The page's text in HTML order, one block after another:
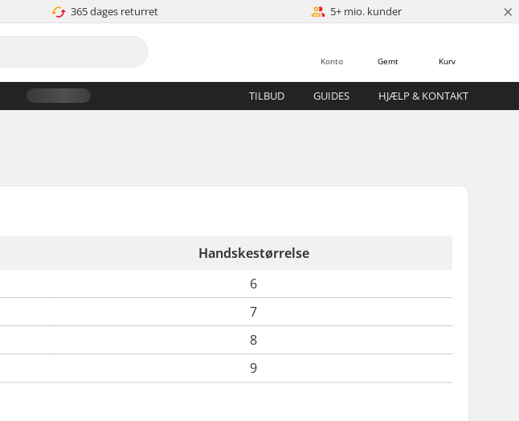
365 dages returret 5+ mio. kunder ×
Kurv
Gemt
Konto
TILBUD GUIDES HJÆLP & KONTAKT
Handskestørrelse
6
7
8
9